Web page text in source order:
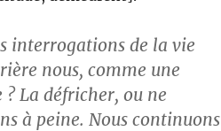
interrogations de la vie
nous, comme une
La défricher, ou ne
à peine. Nous continuons